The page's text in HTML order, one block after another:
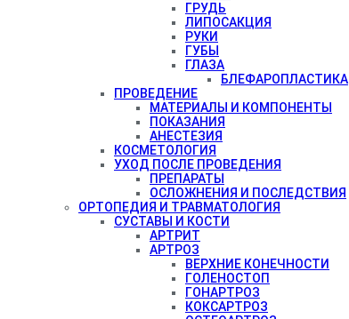
ГРУДЬ
ЛИПОСАКЦИЯ
РУКИ
ГУБЫ
ГЛАЗА
БЛЕФАРОПЛАСТИКА
ПРОВЕДЕНИЕ
МАТЕРИАЛЫ И КОМПОНЕНТЫ
ПОКАЗАНИЯ
АНЕСТЕЗИЯ
КОСМЕТОЛОГИЯ
УХОД ПОСЛЕ ПРОВЕДЕНИЯ
ПРЕПАРАТЫ
ОСЛОЖНЕНИЯ И ПОСЛЕДСТВИЯ
ОРТОПЕДИЯ И ТРАВМАТОЛОГИЯ
СУСТАВЫ И КОСТИ
АРТРИТ
АРТРОЗ
ВЕРХНИЕ КОНЕЧНОСТИ
ГОЛЕНОСТОП
ГОНАРТРОЗ
КОКСАРТРОЗ